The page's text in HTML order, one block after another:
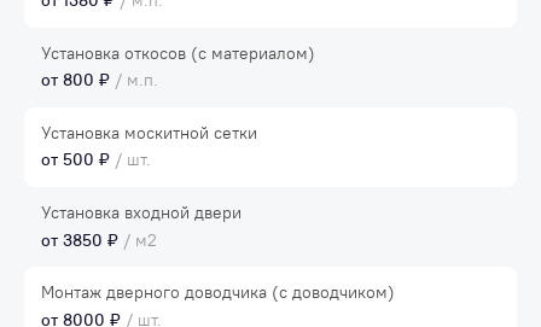
Установка откосов (с материалом)
от 800 ₽ / м.п.
Установка москитной сетки
от 500 ₽ / шт.
Установка входной двери
от 3850 ₽ / м2
Монтаж дверного доводчика (с доводчиком)
от 8000 ₽ / шт.